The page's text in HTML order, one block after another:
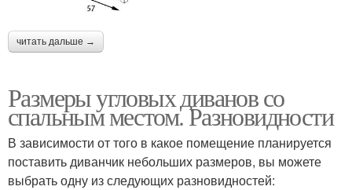
читать дальше →
Размеры угловых диванов со
спальным местом. Разновидности
В зависимости от того в какое помещение планируется
поставить диванчик небольших размеров, вы можете
выбрать одну из следующих разновидностей: